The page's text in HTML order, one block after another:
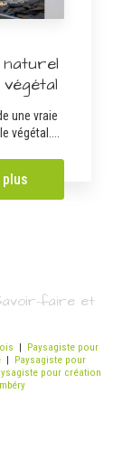
une vraie
végétal....
Savoir-faire et
Paysagiste pour
|
Paysagiste pour
pour création